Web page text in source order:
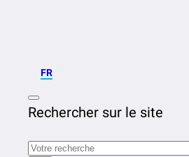
FR
Rechercher sur le site
Rechercher